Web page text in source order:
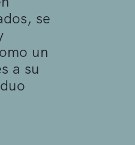
se
un
a su